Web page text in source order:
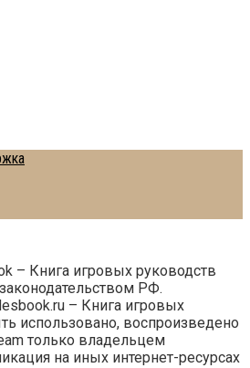
– Книга игровых руководств
РФ.
– Книга игровых
использовано, воспроизведено
только владельцем
на иных интернет-ресурсах